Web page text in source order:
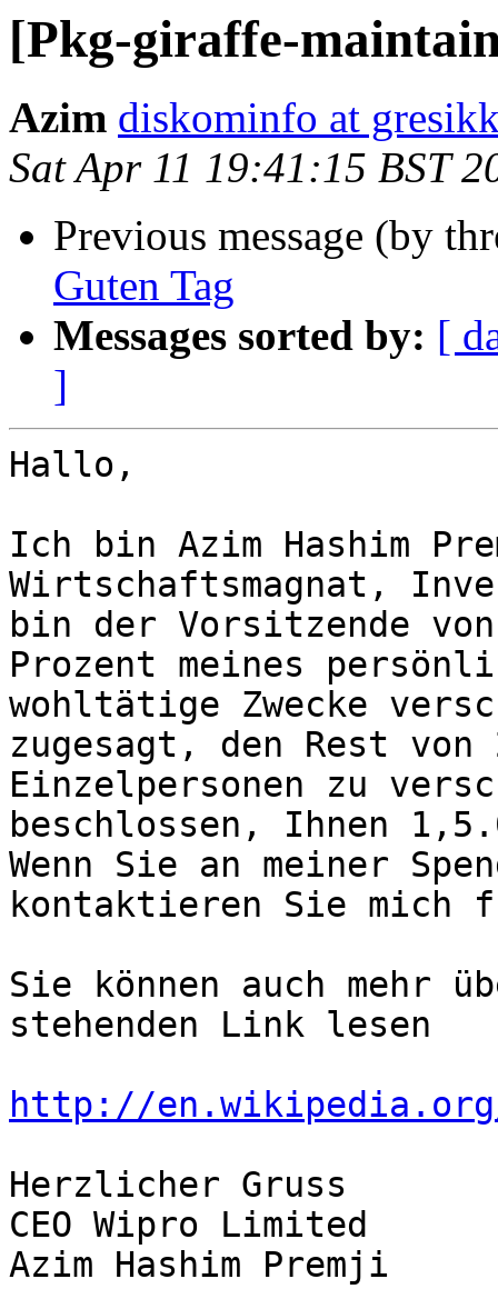
[Pkg-giraffe-
Azim diskominfo at
Sat Apr 11 19:41:15 BST
Previous message (by
Guten Tag
Messages sorted by: [
]
Hallo,
Ich bin Azim Hashim
Wirtschaftsmagnat,
bin der Vorsitzende
Prozent meines
wohltätige Zwecke
zugesagt, den Rest von
Einzelpersonen zu
beschlossen, Ihnen
Wenn Sie an meiner
kontaktieren Sie mich
Sie können auch mehr
stehenden Link lesen
http://
Herzlicher Gruss
CEO Wipro Limited
Azim Hashim Premji